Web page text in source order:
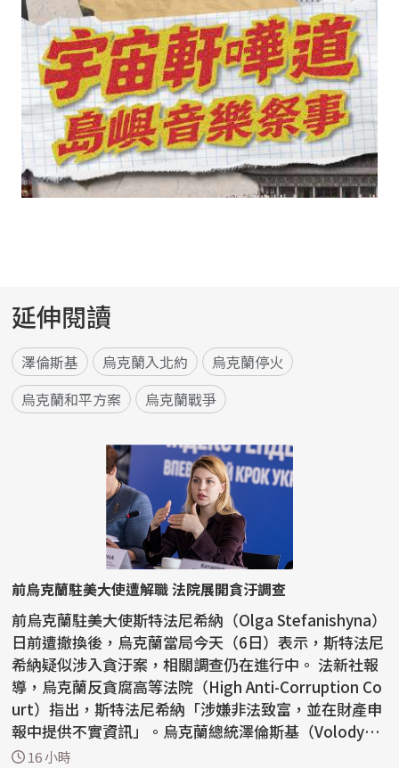
延伸閱讀
澤倫斯基 烏克蘭入北約
烏克蘭停火
烏克蘭和平方案
烏克蘭戰爭
前烏克蘭駐美大使遭解職 法院展開貪汙調查
前烏克蘭駐美大使斯特法尼希納（Olga Stefanishyna）
日前遭撤換後，烏克蘭當局今天（6日）表示，斯特法尼
希納疑似涉入貪汙案，相關調查仍在進行中。 法新社報
導，烏克蘭反貪腐高等法院（High Anti-Corruption Co
urt）指出，斯特法尼希納「涉嫌非法致富，並在財產申
報中提供不實資訊」。烏克蘭總統澤倫斯基（Volody
m...16 小時